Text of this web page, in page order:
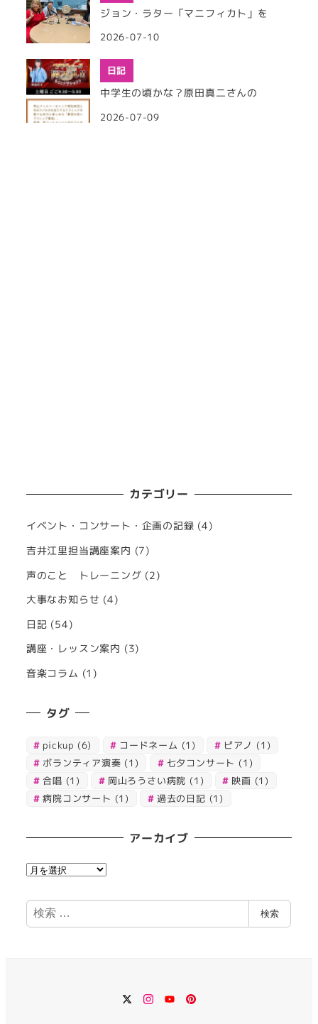
ジョン・ラター「マニフィカト」を
2026-07-10
日記
中学生の頃かな？原田真二さんの
2026-07-09
カテゴリー
イベント・コンサート・企画の記録 (4)
吉井江里担当講座案内 (7)
声のこと トレーニング (2)
大事なお知らせ (4)
日記 (54)
講座・レッスン案内 (3)
音楽コラム (1)
タグ
pickup (6) コードネーム (1) ピアノ (1)
ボランティア演奏 (1) 七夕コンサート (1)
合唱 (1) 岡山ろうさい病院 (1) 映画 (1)
病院コンサート (1) 過去の日記 (1)
アーカイブ
ア
カ
イ
検
索
検索
Twitter
Instagram
YouTubePinterest